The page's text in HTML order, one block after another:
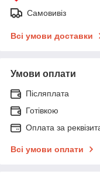
Самовивіз
Всі умови доставки
Умови оплати
Післяплата
Готівкою
Оплата за
Всі умови оплати